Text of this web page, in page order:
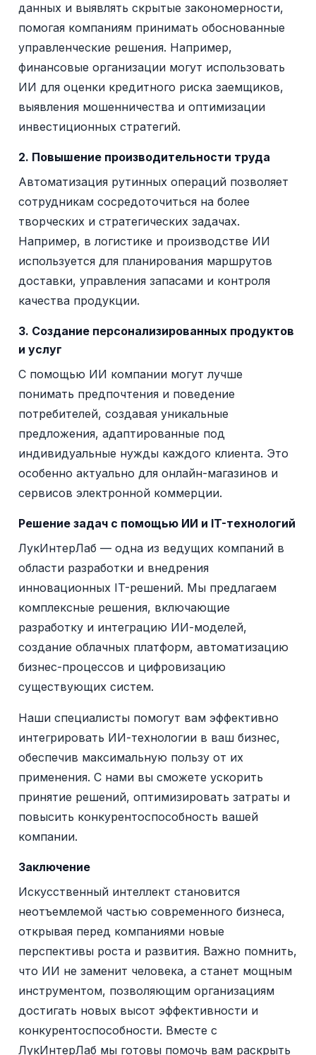
данных и выявлять скрытые закономерности,
помогая компаниям принимать обоснованные
управленческие решения. Например,
финансовые организации могут использовать
ИИ для оценки кредитного риска заемщиков,
выявления мошенничества и оптимизации
инвестиционных стратегий.
2. Повышение производительности труда
Автоматизация рутинных операций позволяет
сотрудникам сосредоточиться на более
творческих и стратегических задачах.
Например, в логистике и производстве ИИ
используется для планирования маршрутов
доставки, управления запасами и контроля
качества продукции.
3. Создание персонализированных продуктов
и услуг
С помощью ИИ компании могут лучше
понимать предпочтения и поведение
потребителей, создавая уникальные
предложения, адаптированные под
индивидуальные нужды каждого клиента. Это
особенно актуально для онлайн-магазинов и
сервисов электронной коммерции.
Решение задач с помощью ИИ и IT-технологий
ЛукИнтерЛаб — одна из ведущих компаний в
области разработки и внедрения
инновационных IT-решений. Мы предлагаем
комплексные решения, включающие
разработку и интеграцию ИИ-моделей,
создание облачных платформ, автоматизацию
бизнес-процессов и цифровизацию
существующих систем.
Наши специалисты помогут вам эффективно
интегрировать ИИ-технологии в ваш бизнес,
обеспечив максимальную пользу от их
применения. С нами вы сможете ускорить
принятие решений, оптимизировать затраты и
повысить конкурентоспособность вашей
компании.
Заключение
Искусственный интеллект становится
неотъемлемой частью современного бизнеса,
открывая перед компаниями новые
перспективы роста и развития. Важно помнить,
что ИИ не заменит человека, а станет мощным
инструментом, позволяющим организациям
достигать новых высот эффективности и
конкурентоспособности. Вместе с
ЛукИнтерЛаб мы готовы помочь вам раскрыть